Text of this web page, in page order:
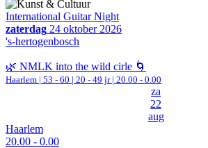
International Guitar Night
zaterdag 24 oktober 2026
's-hertogenbosch
🌿 NMLK into the wild cirle 🌀
Haarlem | 53 - 60 | 20 - 49 jr | 20.00 - 0.00
za
22
aug
Haarlem
20.00 - 0.00